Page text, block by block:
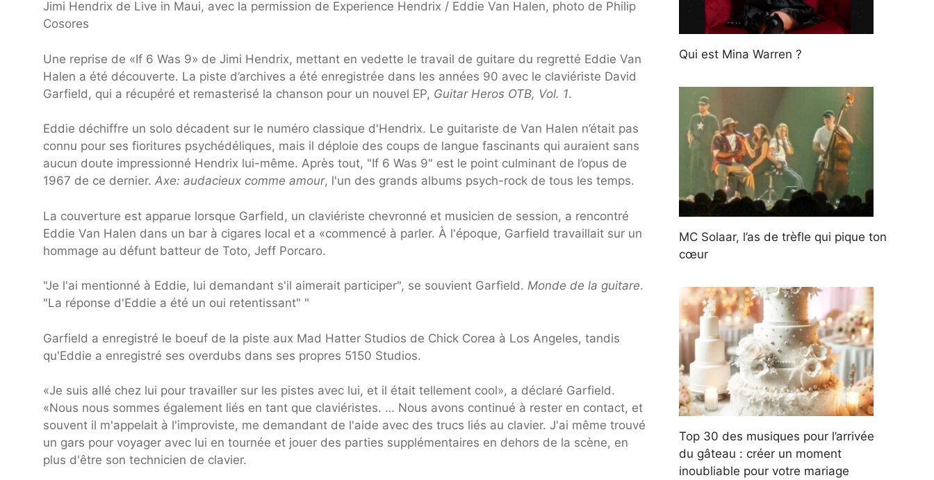
Jimi Hendrix de Live in Maui, avec la permission de Experience Hendrix / Eddie Van Halen, photo de Philip
Cosores
Une reprise de «If 6 Was 9» de Jimi Hendrix, mettant en vedette le travail de guitare du regretté Eddie Van
Halen a été découverte. La piste d’archives a été enregistrée dans les années 90 avec le claviériste David
Garfield, qui a récupéré et remasterisé la chanson pour un nouvel EP, Guitar Heros OTB, Vol. 1.
Eddie déchiffre un solo décadent sur le numéro classique d'Hendrix. Le guitariste de Van Halen n’était pas
connu pour ses fioritures psychédéliques, mais il déploie des coups de langue fascinants qui auraient sans
aucun doute impressionné Hendrix lui-même. Après tout, "If 6 Was 9" est le point culminant de l’opus de
1967 de ce dernier. Axe: audacieux comme amour, l'un des grands albums psych-rock de tous les temps.
La couverture est apparue lorsque Garfield, un claviériste chevronné et musicien de session, a rencontré
Eddie Van Halen dans un bar à cigares local et a «commencé à parler. À l'époque, Garfield travaillait sur un
hommage au défunt batteur de Toto, Jeff Porcaro.
"Je l'ai mentionné à Eddie, lui demandant s'il aimerait participer", se souvient Garfield. Monde de la guitare.
"La réponse d'Eddie a été un oui retentissant" "
Garfield a enregistré le boeuf de la piste aux Mad Hatter Studios de Chick Corea à Los Angeles, tandis
qu'Eddie a enregistré ses overdubs dans ses propres 5150 Studios.
«Je suis allé chez lui pour travailler sur les pistes avec lui, et il était tellement cool», a déclaré Garfield.
«Nous nous sommes également liés en tant que claviéristes. … Nous avons continué à rester en contact, et
souvent il m'appelait à l'improviste, me demandant de l'aide avec des trucs liés au clavier. J'ai même trouvé
un gars pour voyager avec lui en tournée et jouer des parties supplémentaires en dehors de la scène, en
plus d'être son technicien de clavier.
Qui est Mina Warren ?
MC Solaar, l’as de trèfle qui pique ton
cœur
Top 30 des musiques pour l’arrivée
du gâteau : créer un moment
inoubliable pour votre mariage